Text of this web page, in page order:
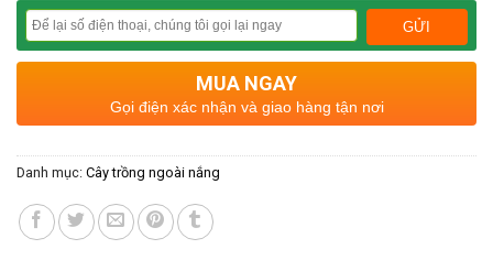
MUA NGAY
Gọi điện xác nhận và giao hàng tận nơi
Danh mục: Cây trồng ngoài nắng